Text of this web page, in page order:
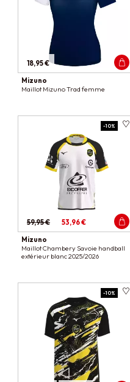
18,95 €
Mizuno
Maillot Mizuno Trad femme
59,95 € 53,96 €
-10%
Mizuno
Maillot Chambery Savoie handball
extérieur blanc 2025/2026
-10%